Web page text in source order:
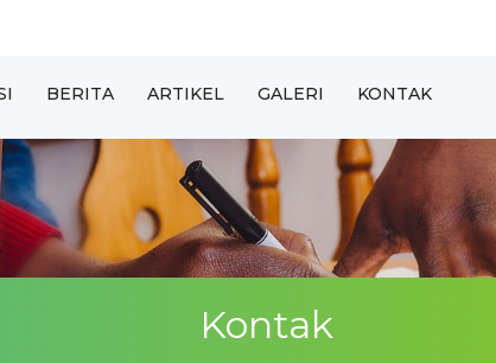
BERITA ARTIKEL GALERI KONTAK
Kontak